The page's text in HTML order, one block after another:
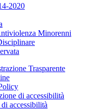
2020
Minorenni
Trasparente
di accessibilità
accessibilità